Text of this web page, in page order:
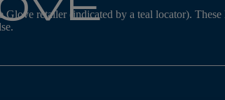
Glove retailer (indicated by a teal locator).